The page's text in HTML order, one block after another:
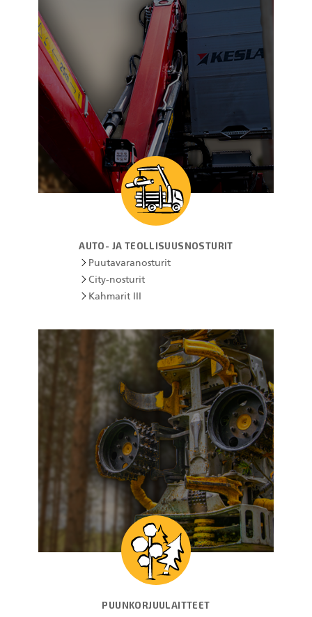
Kuormaimet
Perävaunut
Sykeprosessori
KESLA Defence
AUTO- JA TEOLLISUUSNOSTURIT
Puutavaranosturit
City-nosturit
Kahmarit III
PUUNKORJUULAITTEET